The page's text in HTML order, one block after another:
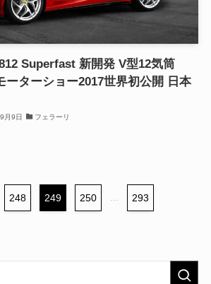
Superfast 新開発 V型12気筒
ーターショー2017世界初公開 日本
月9日 フェラーリ
248 249 250 293